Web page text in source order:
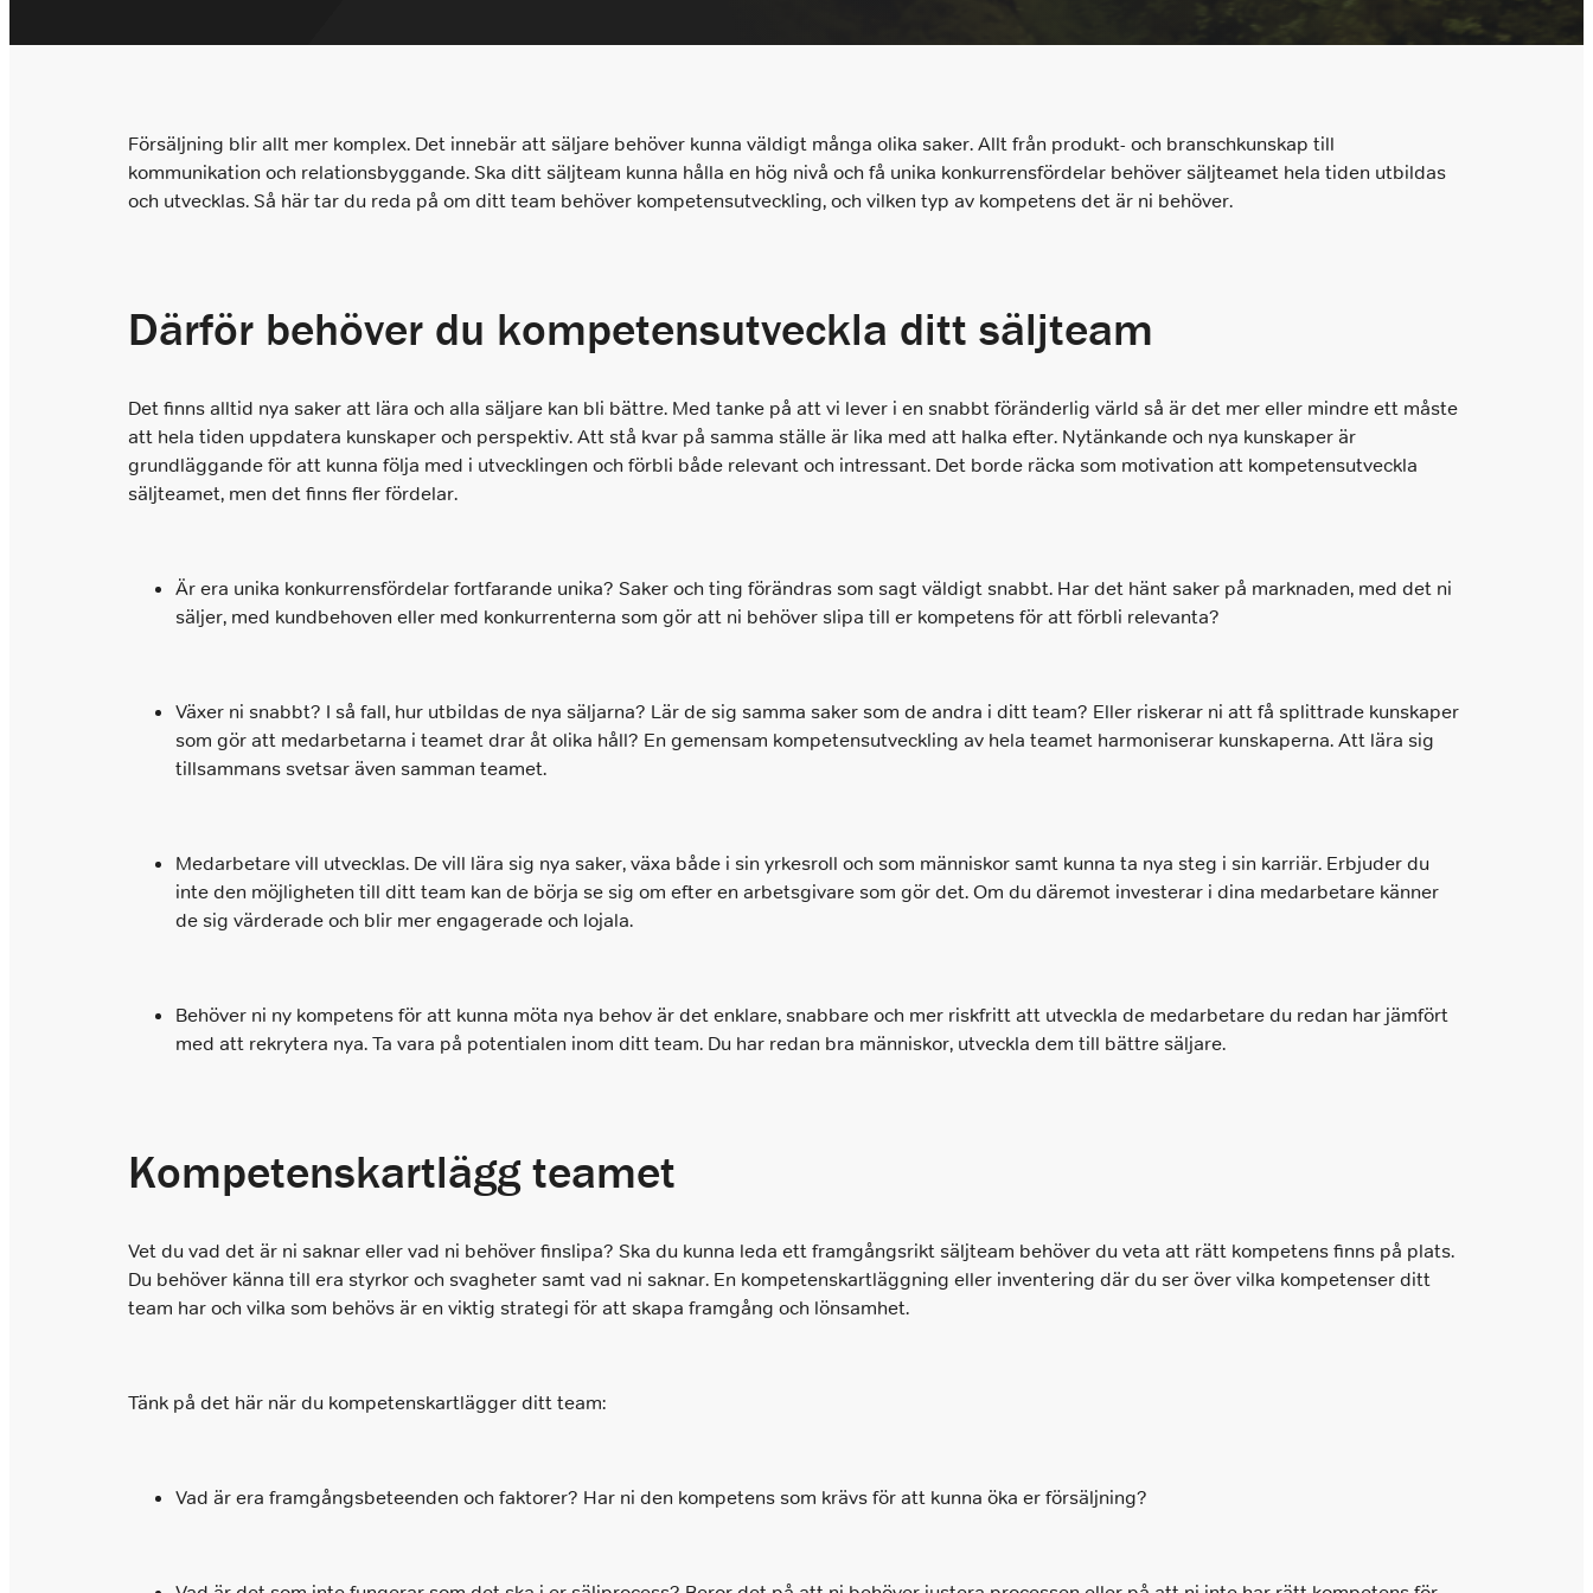
Chefsrekrytering
Vi headhuntar nyckelpersoner på
ledningsnivå som skapar resultat.
Marknadsföring
Om du behöver stärka ditt marknadsteam
hjälper vi dig.
Tilläggstjänster
När ni behöver konsultation, second
opinion, tester eller utforma arbetsprov
den kompetensnivå ni behöver rekrytera
Försäljning blir allt mer komplex. Det innebär att säljare behöver kunna väldigt många olika saker. Allt från produkt- och branschkunskap till
kommunikation och relationsbyggande. Ska ditt säljteam kunna hålla en hög nivå och få unika konkurrensfördelar behöver säljteamet hela tiden utbildas
och utvecklas. Så här tar du reda på om ditt team behöver kompetensutveckling, och vilken typ av kompetens det är ni behöver.
Därför behöver du kompetensutveckla ditt säljteam
Det finns alltid nya saker att lära och alla säljare kan bli bättre. Med tanke på att vi lever i en snabbt föränderlig värld så är det mer eller mindre ett måste
att hela tiden uppdatera kunskaper och perspektiv. Att stå kvar på samma ställe är lika med att halka efter. Nytänkande och nya kunskaper är
grundläggande för att kunna följa med i utvecklingen och förbli både relevant och intressant. Det borde räcka som motivation att kompetensutveckla
säljteamet, men det finns fler fördelar.
Är era unika konkurrensfördelar fortfarande unika? Saker och ting förändras som sagt väldigt snabbt. Har det hänt saker på marknaden, med det ni
säljer, med kundbehoven eller med konkurrenterna som gör att ni behöver slipa till er kompetens för att förbli relevanta?
Växer ni snabbt? I så fall, hur utbildas de nya säljarna? Lär de sig samma saker som de andra i ditt team? Eller riskerar ni att få splittrade kunskaper
som gör att medarbetarna i teamet drar åt olika håll? En gemensam kompetensutveckling av hela teamet harmoniserar kunskaperna. Att lära sig
tillsammans svetsar även samman teamet.
Medarbetare vill utvecklas. De vill lära sig nya saker, växa både i sin yrkesroll och som människor samt kunna ta nya steg i sin karriär. Erbjuder du
inte den möjligheten till ditt team kan de börja se sig om efter en arbetsgivare som gör det. Om du däremot investerar i dina medarbetare känner
de sig värderade och blir mer engagerade och lojala.
Behöver ni ny kompetens för att kunna möta nya behov är det enklare, snabbare och mer riskfritt att utveckla de medarbetare du redan har jämfört
med att rekrytera nya. Ta vara på potentialen inom ditt team. Du har redan bra människor, utveckla dem till bättre säljare.
Kompetenskartlägg teamet
Vet du vad det är ni saknar eller vad ni behöver finslipa? Ska du kunna leda ett framgångsrikt säljteam behöver du veta att rätt kompetens finns på plats.
Du behöver känna till era styrkor och svagheter samt vad ni saknar. En kompetenskartläggning eller inventering där du ser över vilka kompetenser ditt
team har och vilka som behövs är en viktig strategi för att skapa framgång och lönsamhet.
Tänk på det här när du kompetenskartlägger ditt team:
Vad är era framgångsbeteenden och faktorer? Har ni den kompetens som krävs för att kunna öka er försäljning?